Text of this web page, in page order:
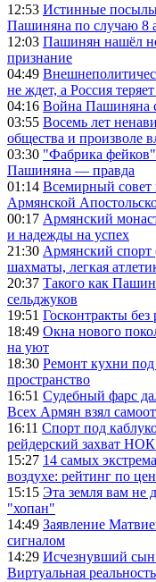
12:53 Истинные посылы
Пашиняна по случаю 8
12:03 Пашинян нашёл
признание
04:49
не ждет, а Россия
04:16 Война Пашиняна
03:55 Восемь лет
общества и произволе
03:30 "Фабрика
Пашиняна — правда
01:14 Всемирный совет
Армянской
00:17 Армянский
и надежды на успех
21:30 Армянский спорт
шахматы, легкая
20:37 Такого как
сельджуков
19:51 Госконтракты
18:49 Окна нового
на уют
18:30 Ремонт кухни
пространство
16:51 Судебный фарс
Всех Армян взял
16:11 Спорт под
рейдерский захват
15:27 14 самых
воздухе: рейтинг по
15:15 Эта земля вам не
"хопан"
14:49 Заявление
сигналом
14:29 Исчезнувший сын
Виртуальная